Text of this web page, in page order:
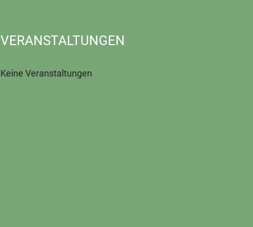
VERANSTALTUNGEN
Keine Veranstaltungen